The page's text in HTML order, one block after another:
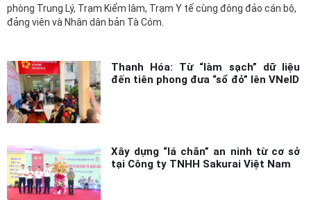
đảng viên và Nhân dân bản Tà Cóm.
đến tiên phong đưa “sổ đỏ” lên VNeID
tại Công ty TNHH Sakurai Việt Nam